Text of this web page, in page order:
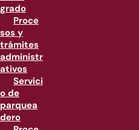
grado
Proce
sos y
trámites
administr
ativos
Servici
o de
parquea
dero